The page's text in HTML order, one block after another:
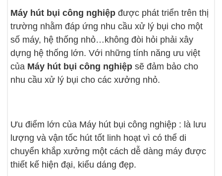
Máy hút bụi công nghiệp được phát triển trên thị
trường nhằm đáp ứng nhu cầu xử lý bụi cho một
số máy, hệ thống nhỏ…không đòi hỏi phải xây
dựng hệ thống lớn. Với những tính năng ưu việt
của Máy hút bụi công nghiệp sẽ đảm bảo cho
nhu cầu xử lý bụi cho các xưởng nhỏ.
Ưu điểm lớn của Máy hút bụi công nghiệp : là lưu
lượng và vận tốc hút tốt linh hoạt vì có thể di
chuyển khắp xưởng một cách dễ dàng máy được
thiết kế hiện đại, kiểu dáng đẹp.